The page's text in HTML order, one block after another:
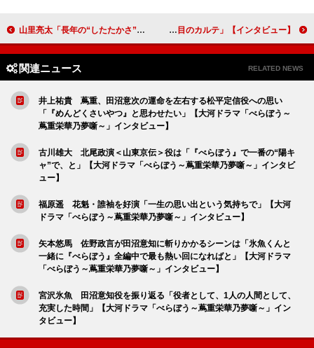
山里亮太「長年の“したたかさ”が生きました（笑）」 三宅健太「山里さんには悔しさすら覚えます（笑）」STUDIO４℃の最新アニメ『ChaO』に声の出演【インタビュー】 ファーストサマーウイカ「それぞれの立場で“親と子”という普遍的なテーマについて、感じたり語り合ったりしていただけたらうれしいです」日曜劇場「19番目のカルテ」【インタビュー】
関連ニュース RELATED NEWS
井上祐貴 蔦重、田沼意次の運命を左右する松平定信役への思い
「『めんどくさいやつ』と思わせたい」【大河ドラマ「べらぼう～
蔦重栄華乃夢噺～」インタビュー】
古川雄大 北尾政演＜山東京伝＞役は「『べらぼう』で一番の“陽キ
ャ”で、と」【大河ドラマ「べらぼう～蔦重栄華乃夢噺～」インタビ
ュー】
福原遥 花魁・誰袖を好演「一生の思い出という気持ちで」【大河
ドラマ「べらぼう～蔦重栄華乃夢噺～」インタビュー】
矢本悠馬 佐野政言が田沼意知に斬りかかるシーンは「氷魚くんと
一緒に『べらぼう』全編中で最も熱い回になればと」【大河ドラマ
「べらぼう～蔦重栄華乃夢噺～」インタビュー】
宮沢氷魚 田沼意知役を振り返る「役者として、1人の人間として、
充実した時間」【大河ドラマ「べらぼう～蔦重栄華乃夢噺～」イン
タビュー】